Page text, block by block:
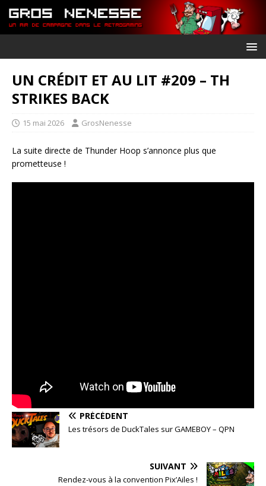
UN CRÉDIT ET AU LIT #209 – TH
STRIKES BACK
15 mai 2026 GrosNenesse
La suite directe de Thunder Hoop s’annonce plus que
prometteuse !
PRÉCÉDENT
Les trésors de DuckTales sur GAMEBOY – QPN
SUIVANT
Rendez-vous à la convention Pix’Ailes !